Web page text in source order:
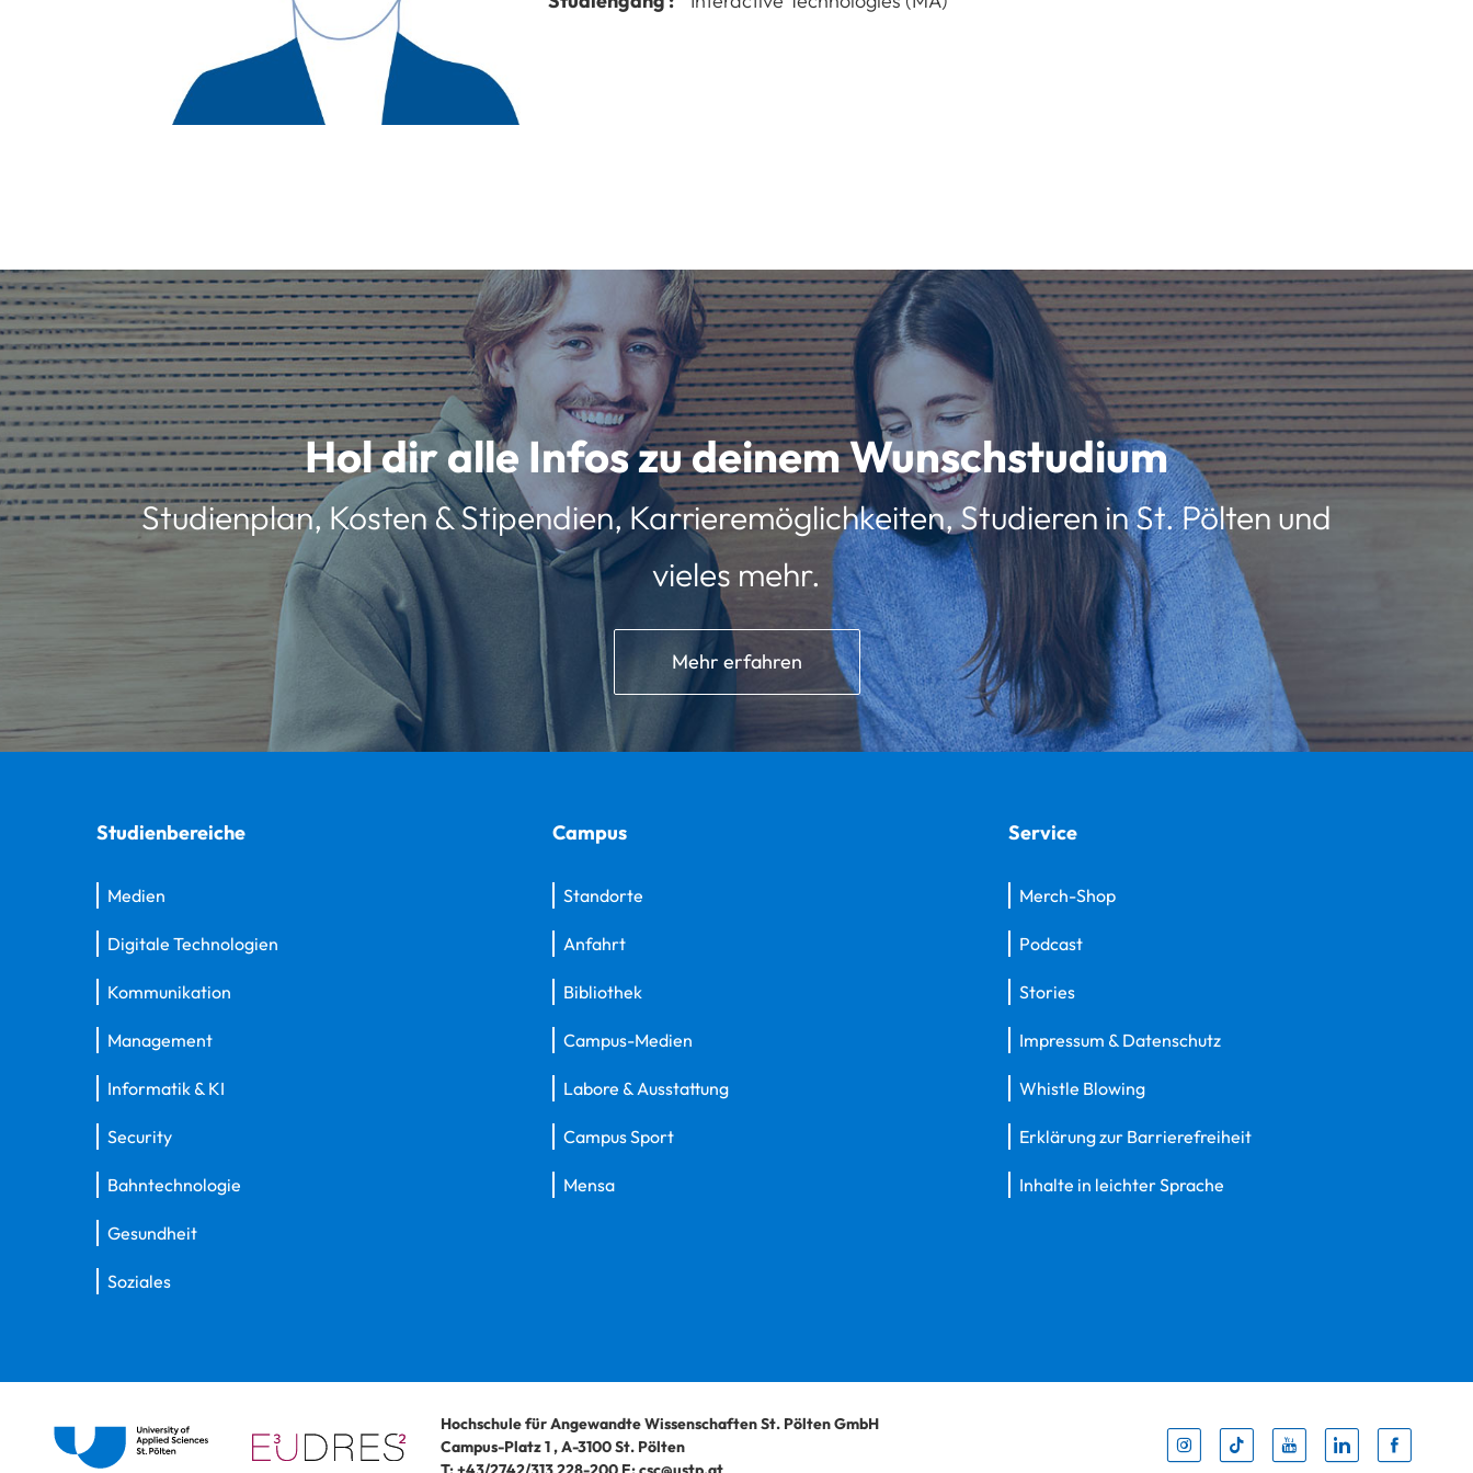
Hol dir alle Infos zu deinem Wunschstudium
Studienplan, Kosten & Stipendien, Karrieremöglichkeiten, Studieren in St. Pölten und
vieles mehr.
Mehr erfahren
Studienbereiche
Medien
Digitale Technologien
Kommunikation
Management
Informatik & KI
Security
Bahntechnologie
Gesundheit
Soziales
Campus
Standorte
Anfahrt
Bibliothek
Campus-Medien
Labore & Ausstattung
Campus Sport
Mensa
Service
Merch-Shop
Podcast
Stories
Impressum & Datenschutz
Whistle Blowing
Erklärung zur Barrierefreiheit
Inhalte in leichter Sprache
Hochschule für Angewandte Wissenschaften St. Pölten GmbH
Campus-Platz 1,A-3100St. Pölten